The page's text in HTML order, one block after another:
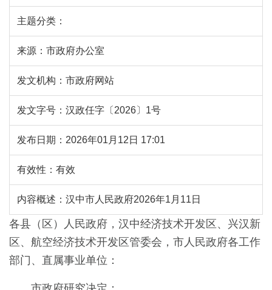
主题分类：
来源： 市政府办公室
发文机构： 市政府网站
发文字号： 汉政任字〔2026〕1号
发布日期： 2026年01月12日 17:01
有效性： 有效
内容概述： 汉中市人民政府2026年1月11日
各县（区）人民政府，汉中经济技术开发区、兴汉新
区、航空经济技术开发区管委会， 市人民政府各工作
部门、直属事业单位：